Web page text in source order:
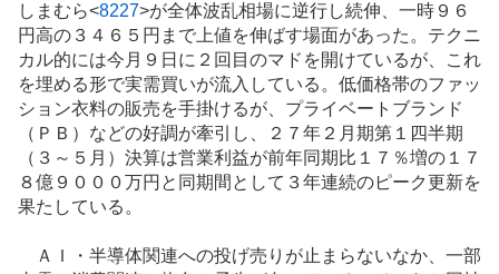
事
しまむら<8227>が全体波乱相場に逆行し続伸、一時９６
円高の３４６５円まで上値を伸ばす場面があった。テクニ
カル的には今月９日に２回目のマドを開けているが、これ
を埋める形で実需買いが流入している。低価格帯のファッ
ション衣料の販売を手掛けるが、 プライベートブランド
（ＰＢ）などの好調が牽引し、２７年２月期第１四半期
（３～５月）決算は営業利益が前年同期比１７％増の１７
８億９０００万円と同期間として３年連続のピーク更新を
果たしている。
ＡＩ・ 半導体関連への投げ売りが止まらないなか、一部